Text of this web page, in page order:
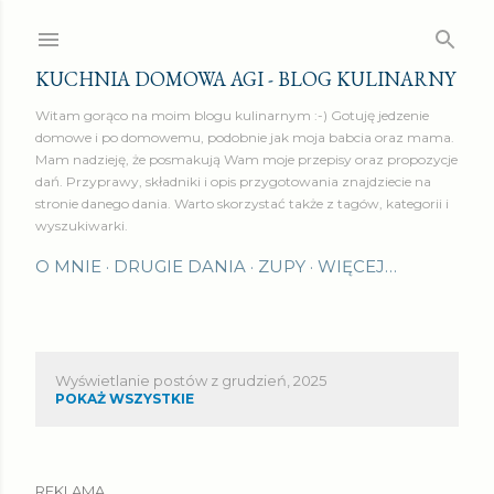
KUCHNIA DOMOWA AGI - BLOG KULINARNY
Witam gorąco na moim blogu kulinarnym :-) Gotuję jedzenie
domowe i po domowemu, podobnie jak moja babcia oraz mama.
Mam nadzieję, że posmakują Wam moje przepisy oraz propozycje
dań. Przyprawy, składniki i opis przygotowania znajdziecie na
stronie danego dania. Warto skorzystać także z tagów, kategorii i
wyszukiwarki.
O MNIE DRUGIE DANIA ZUPY WIĘCEJ…
Wyświetlanie postów z grudzień, 2025
POKAŻ WSZYSTKIE